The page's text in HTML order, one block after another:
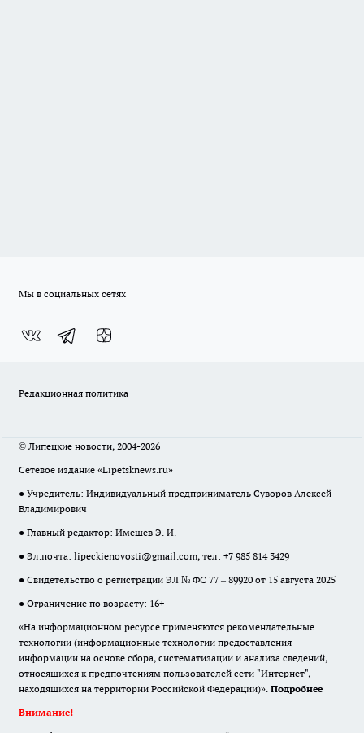
Мы в социальных сетях
Редакционная политика
© Липецкие новости, 2004-2026
Сетевое издание «Lipetsknews.ru»
● Учредитель: Индивидуальный предприниматель Суворов Алексей
Владимирович
● Главный редактор: Имешев Э. И.
● Эл.почта: lipeckienovosti@gmail.com, тел: +7 985 814 3429
● Свидетельство о регистрации ЭЛ № ФС 77 – 89920 от 15 августа 2025
● Ограничение по возрасту: 16+
«На информационном ресурсе применяются рекомендательные
технологии (информационные технологии предоставления
информации на основе сбора, систематизации и анализа сведений,
относящихся к предпочтениям пользователей сети "Интернет",
находящихся на территории Российской Федерации)». Подробнее
Внимание!